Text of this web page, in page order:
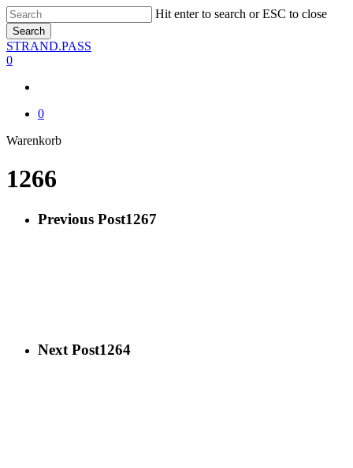
Skip
to
main
content
Hit enter to search or ESC to close
Search
Close
Search
STRAND.PASS
0
0
WarenkorbClose
1266
Previous Post1267
Next Post1264